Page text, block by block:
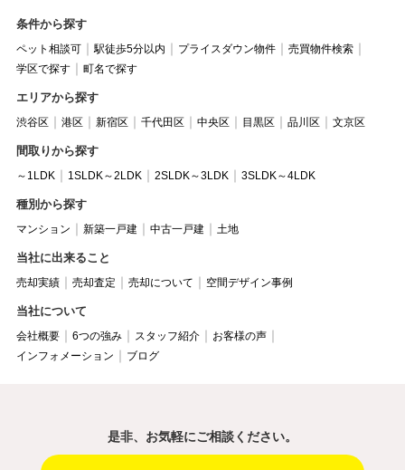
条件から探す
ペット相談可 駅徒歩5分以内 プライスダウン物件
売買物件検索
学区で探す
町名で探す
エリアから探す
渋谷区 港区 新宿区 千代田区 中央区 目黒区 品川区 文京区
間取りから探す
～1LDK 1SLDK～2LDK 2SLDK～3LDK 3SLDK～4LDK
種別から探す
マンション 新築一戸建 中古一戸建 土地
当社に出来ること
売却実績 売却査定 売却について 空間デザイン事例
当社について
会社概要 6つの強み スタッフ紹介
お客様の声
インフォメーション
ブログ
是非、お気軽にご相談ください。